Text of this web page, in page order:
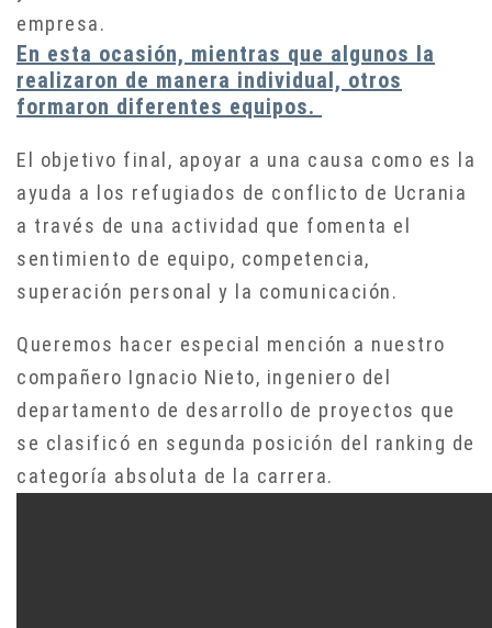
empresa.
En esta ocasión, mientras que algunos la
realizaron de manera individual, otros
formaron diferentes equipos.
El objetivo final, apoyar a una causa como es la
ayuda a los refugiados de conflicto de Ucrania
a través de una actividad que fomenta el
sentimiento de equipo, competencia,
superación personal y la comunicación.
Queremos hacer especial mención a nuestro
compañero Ignacio Nieto, ingeniero del
departamento de desarrollo de proyectos que
se clasificó en segunda posición del ranking de
categoría absoluta de la carrera.